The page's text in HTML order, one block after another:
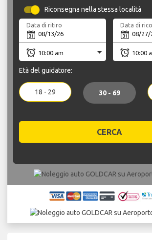
Riconsegna nella stessa località
Data di ritiro Data di
Età del guidatore:
18 - 29 30 - 69
CERCA